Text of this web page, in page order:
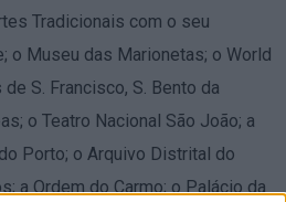
Tradicionais com o seu
o Museu das Marionetas; o World
S. Francisco, S. Bento da
o Teatro Nacional São João; a
Porto; o Arquivo Distrital do
a Ordem do Carmo; o Palácio da